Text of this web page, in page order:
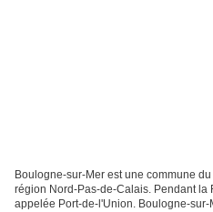
Boulogne-sur-Mer est une commune
région Nord-Pas-de-Calais. Pendant la
appelée Port-de-l'Union. Boulogne-sur-